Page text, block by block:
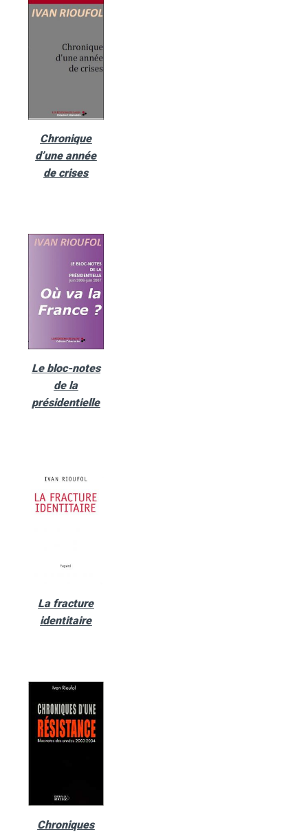
Chronique
d’une année
de crises
Le bloc-notes
de la
présidentielle
La fracture
identitaire
Chroniques